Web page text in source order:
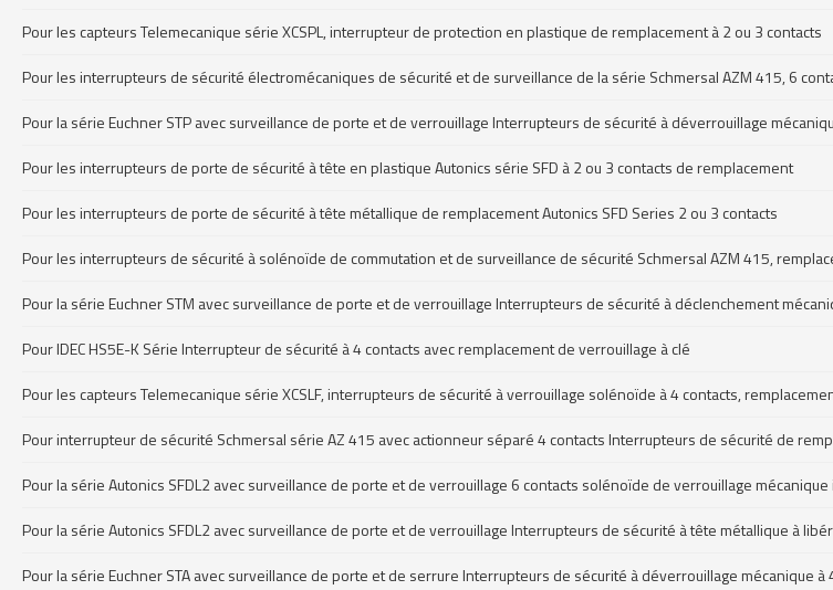
Pour les capteurs Telemecanique série XCSPL, interrupteur de protection en plastique de remplacement à 2 ou 3 contacts
Pour les interrupteurs de sécurité électromécaniques de sécurité et de surveillance de la série Schmersal AZM 415, 6
Pour la série Euchner STP avec surveillance de porte et de verrouillage Interrupteurs de sécurité à déverrouillage
Pour les interrupteurs de porte de sécurité à tête en plastique Autonics série SFD à 2 ou 3 contacts de remplacement
Pour les interrupteurs de porte de sécurité à tête métallique de remplacement Autonics SFD Series 2 ou 3 contacts
Pour les interrupteurs de sécurité à solénoïde de commutation et de surveillance de sécurité Schmersal AZM 415,
Pour la série Euchner STM avec surveillance de porte et de verrouillage Interrupteurs de sécurité à déclenchement
Pour IDEC HS5E-K Série Interrupteur de sécurité à 4 contacts avec remplacement de verrouillage à clé
Pour les capteurs Telemecanique série XCSLF, interrupteurs de sécurité à verrouillage solénoïde à 4 contacts,
Pour interrupteur de sécurité Schmersal série AZ 415 avec actionneur séparé 4 contacts Interrupteurs de sécurité de
Pour la série Autonics SFDL2 avec surveillance de porte et de verrouillage 6 contacts solénoïde de verrouillage
Pour la série Autonics SFDL2 avec surveillance de porte et de verrouillage Interrupteurs de sécurité à tête métallique à
Pour la série Euchner STA avec surveillance de porte et de serrure Interrupteurs de sécurité à déverrouillage mécanique